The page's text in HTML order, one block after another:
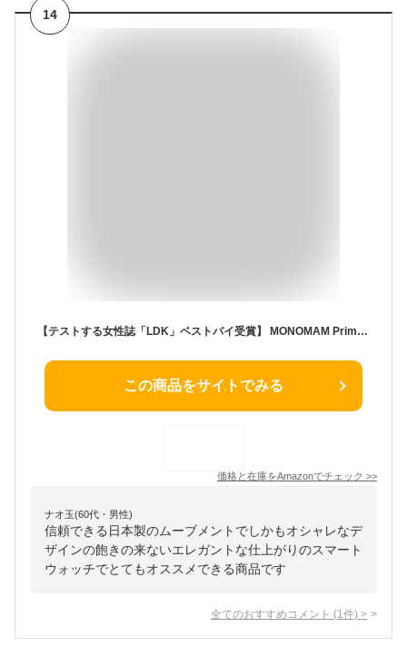
14
【テストする女性誌「LDK」ベストバイ受賞】 MONOMAM Primo スマートウォッチ レディース 小さめ iPhone対応 アンドロイド対応 AMOLED 常時表示 ベルト幅18mm メンズ 活動量計 Line 着信通知 (Silver)
この商品をサイトでみる
価格と在庫をAmazonでチェック >>
ナオ玉(60代・男性)
信頼できる日本製のムーブメントでしかもオシャレなデ
ザインの飽きの来ないエレガントな仕上がりのスマート
ウォッチでとてもオススメできる商品です
全てのおすすめコメント (1 件) >